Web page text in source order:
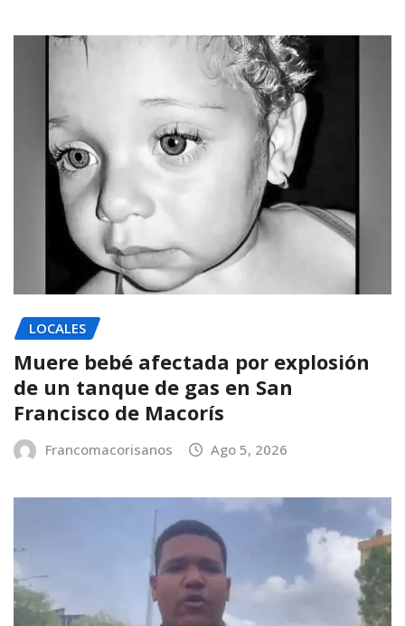
LOCALES
Muere bebé afectada por explosión
de un tanque de gas en San
Francisco de Macorís
Francomacorisanos Ago 5, 2026